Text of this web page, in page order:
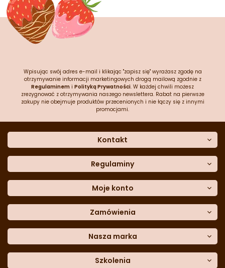
Wpisując swój adres e-mail i klikając "zapisz się" wyrażasz zgodę na
otrzymywanie informacji marketingowych drogą mailową zgodnie z
Regulaminem i Polityką Prywatności. W każdej chwili możesz
zrezygnować z otrzymywania naszego newslettera. Rabat na pierwsze
zakupy nie obejmuje produktów przecenionych i nie łączy się z innymi
promocjami.
Kontakt
Dane kontaktowe
Często zadawane pytania
Sklep stacjonarny
Formularz kontaktowy
Blog
telefon:601 767 272
Regulaminy
Polityka prywatności
Polityka cookies
Polityka reklamacji
Polityka zwrotów
Dostępność cyfrowa
Moje konto
Moje dane
Historia zamówień
Lista ulubionych
Moje rabaty
Zamówienia
Metody płatności
Dane do przelewu
Formularzreklamacji
Nasza marka
Trio Gelato
Szkolenia